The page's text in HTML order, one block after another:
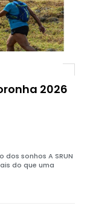
2026
sonhos A SRUN
do que uma